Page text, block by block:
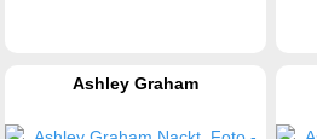
Ashley Graham